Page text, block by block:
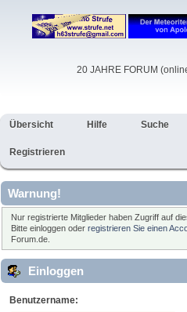
20 JAHRE FORUM
Übersicht Hilfe Suche
Registrieren
Warnung!
Nur registrierte Mitglieder haben Zugriff auf
Bitte einloggen oderregistrieren Sie einen
Forum.de.
Einloggen
Benutzername: